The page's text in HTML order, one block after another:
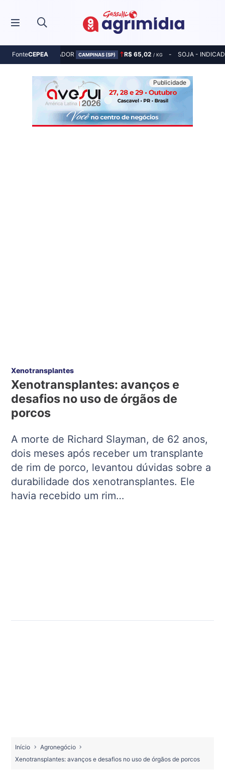
FonteCEPEA
MILHO - INDICADOR CAMPINAS (SP) R$ 65,02 / KG SOJA -
Xenotransplantes
Xenotransplantes: avanços e
desafios no uso de órgãos de
porcos
A morte de Richard Slayman, de 62 anos,
dois meses após receber um transplante
de rim de porco, levantou dúvidas sobre a
durabilidade dos xenotransplantes. Ele
havia recebido um rim…
Início
Agronegócio
Xenotransplantes: avanços e desafios no uso de órgãos de porcos